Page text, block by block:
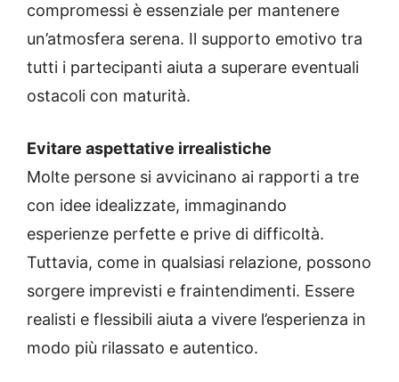
compromessi è essenziale per mantenere
un’atmosfera serena. Il supporto emotivo tra
tutti i partecipanti aiuta a superare eventuali
ostacoli con maturità.
Evitare aspettative irrealistiche
Molte persone si avvicinano ai rapporti a tre
con idee idealizzate, immaginando
esperienze perfette e prive di difficoltà.
Tuttavia, come in qualsiasi relazione, possono
sorgere imprevisti e fraintendimenti. Essere
realisti e flessibili aiuta a vivere l’esperienza in
modo più rilassato e autentico.